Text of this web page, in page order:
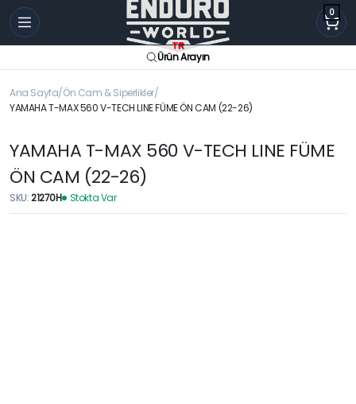
0
Ürün Arayın
Ana Sayfa Ön Cam & Siperlikler
YAMAHA T-MAX 560 V-TECH LINE FÜME ÖN CAM (22-26)
YAMAHA T-MAX 560 V-TECH LINE FÜME
ÖN CAM (22-26)
SKU:21270H Stokta Var